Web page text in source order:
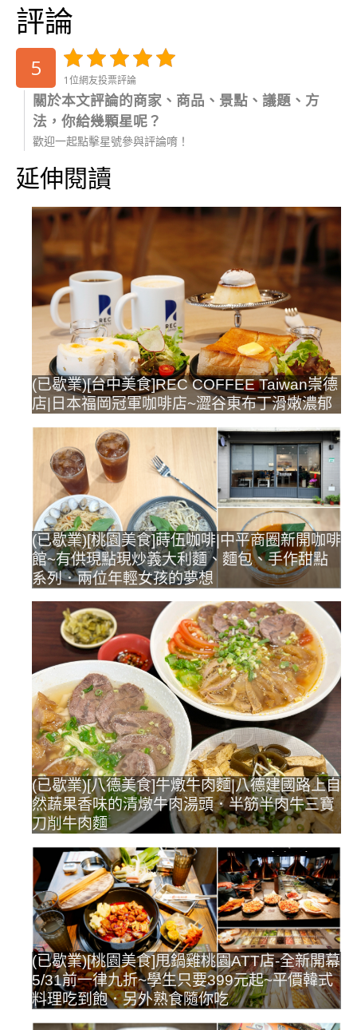
評論
5 1位網友投票評論
關於本文評論的商家、商品、景點、議題、方
法，你給幾顆星呢？
歡迎一起點擊星號參與評論唷！
延伸閱讀
(已歇業)[台中美食]REC COFFEE Taiwan崇德
店|日本福岡冠軍咖啡店~澀谷東布丁滑嫩濃郁
(已歇業)[桃園美食]蒔伍咖啡|中平商圈新開咖啡
館~有供現點現炒義大利麵、麵包、手作甜點
系列．兩位年輕女孩的夢想
(已歇業)[八德美食]牛燉牛肉麵|八德建國路上自
然蔬果香味的清燉牛肉湯頭．半筋半肉牛三寶
刀削牛肉麵
(已歇業)[桃園美食]甩鍋雞桃園ATT店-全新開幕
5/31前一律九折~學生只要399元起~平價韓式
料理吃到飽．另外熟食隨你吃